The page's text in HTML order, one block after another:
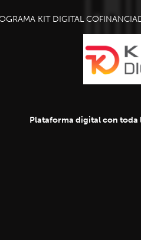
KIT DIGITAL
Plataforma digital con toda